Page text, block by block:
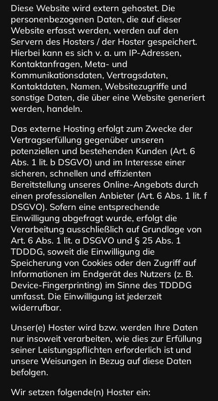
Diese Website wird extern gehostet. Die
personenbezogenen Daten, die auf dieser
Website erfasst werden, werden auf den
Servern des Hosters / der Hoster gespeichert.
Hierbei kann es sich v. a. um IP-Adressen,
Kontaktanfragen, Meta- und
Kommunikationsdaten, Vertragsdaten,
Kontaktdaten, Namen, Websitezugriffe und
sonstige Daten, die über eine Website generiert
werden, handeln.
Das externe Hosting erfolgt zum Zwecke der
Vertragserfüllung gegenüber unseren
potenziellen und bestehenden Kunden (Art. 6
Abs. 1 lit. b DSGVO) und im Interesse einer
sicheren, schnellen und effizienten
Bereitstellung unseres Online-Angebots durch
einen professionellen Anbieter (Art. 6 Abs. 1 lit. f
DSGVO). Sofern eine entsprechende
Einwilligung abgefragt wurde, erfolgt die
Verarbeitung ausschließlich auf Grundlage von
Art. 6 Abs. 1 lit. a DSGVO und § 25 Abs. 1
TDDDG, soweit die Einwilligung die
Speicherung von Cookies oder den Zugriff auf
Informationen im Endgerät des Nutzers (z. B.
Device-Fingerprinting) im Sinne des TDDDG
umfasst. Die Einwilligung ist jederzeit
widerrufbar.
Unser(e) Hoster wird bzw. werden Ihre Daten
nur insoweit verarbeiten, wie dies zur Erfüllung
seiner Leistungspflichten erforderlich ist und
unsere Weisungen in Bezug auf diese Daten
befolgen.
Wir setzen folgende(n) Hoster ein: